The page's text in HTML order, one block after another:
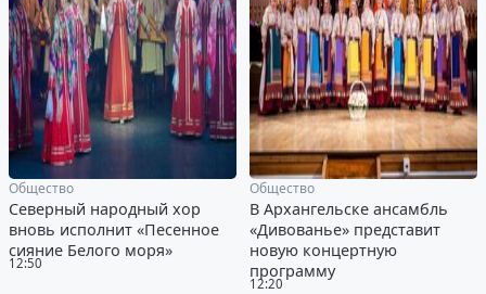
12:50
Общество
Северный народный хор
вновь исполнит «Песенное
сияние Белого моря»
12:20
Общество
В Архангельске ансамбль
«Дивованье» представит
новую концертную
программу